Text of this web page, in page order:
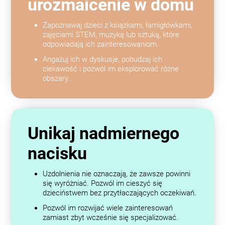
urozmaicenie w domu
Zapoznawaj dzieci z książkami, łamigłówkami,
zajęciami STEM, muzyką lub sztuką, które
odpowiadają ich zainteresowaniom.
Angażuj ich w dyskusje, pobudzaj ich
ciekawość i pozwól im eksplorować różne
obszary.
Unikaj nadmiernego
nacisku
Uzdolnienia nie oznaczają, że zawsze powinni
się wyróżniać. Pozwól im cieszyć się
dzieciństwem bez przytłaczających oczekiwań.
Pozwól im rozwijać wiele zainteresowań
zamiast zbyt wcześnie się specjalizować.